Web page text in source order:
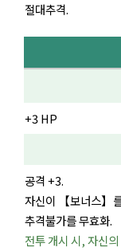
절대추격.
+3 HP
공격 +3.
자신이 【보너스】
추격불가를 무효화.
전투 개시 시, 자신